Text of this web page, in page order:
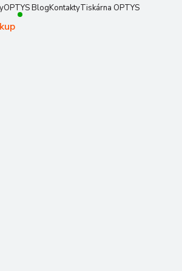
OPTYS BlogKontaktyTiskárna OPTYS